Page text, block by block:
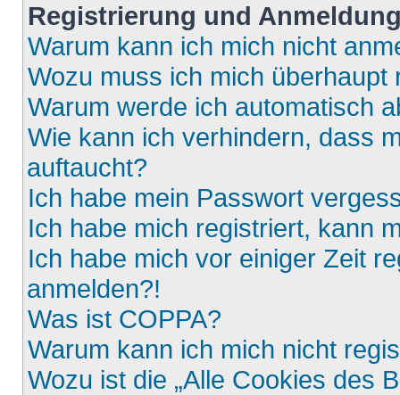
Registrierung und
Warum kann ich mich nicht
Wozu muss ich mich überhaupt
Warum werde ich automatisch
Wie kann ich verhindern, dass
auftaucht?
Ich habe mein Passwort
Ich habe mich registriert, kann
Ich habe mich vor einiger Zeit
anmelden?!
Was ist COPPA?
Warum kann ich mich nicht
Wozu ist die „Alle Cookies des